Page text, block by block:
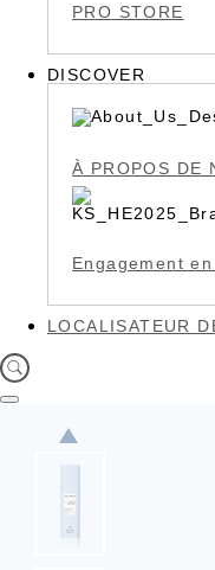
PRO STORE
DISCOVER
À PROPOS DE
Engagement
LOCALISATEUR